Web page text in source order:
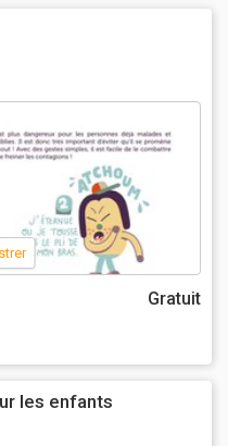
Gratuit
les enfants